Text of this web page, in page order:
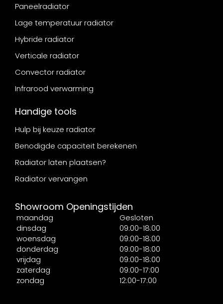
Paneelradiator
Lage temperatuur radiator
Hybride radiator
Verticale radiator
Convector radiator
Infrarood verwarming
Handige tools
Hulp bij keuze radiator
Benodigde capaciteit berekenen
Radiator laten plaatsen?
Radiator vervangen
Showroom Openingstijden
maandag
Gesloten
dinsdag
09:00-18:00
woensdag
09:00-18:00
donderdag
09:00-18:00
vrijdag
09:00-18:00
zaterdag
09:00-17:00
zondag
12:00-17:00